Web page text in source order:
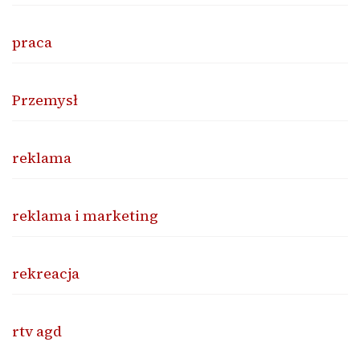
praca
Przemysł
reklama
reklama i marketing
rekreacja
rtv agd